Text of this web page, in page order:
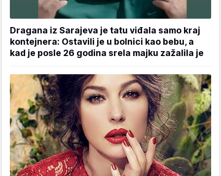
Dragana iz Sarajeva je tatu viđala samo kraj
kontejnera: Ostavili je u bolnici kao bebu, a
kad je posle 26 godina srela majku zažalila je